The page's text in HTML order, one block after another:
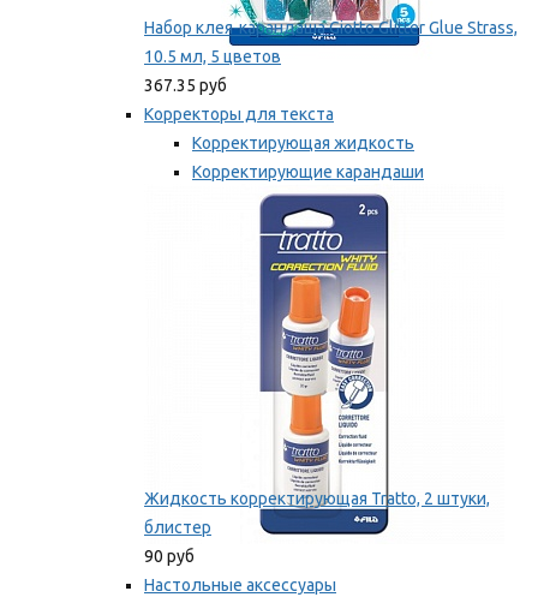
Набор клея-карандаша Giotto Glitter Glue Strass,
10.5 мл, 5 цветов
367.35 руб
Корректоры для текста
Корректирующая жидкость
Корректирующие карандаши
Корректирующие ленты
Мы рекомендуем
Жидкость корректирующая Tratto, 2 штуки,
блистер
90 руб
Настольные аксессуары